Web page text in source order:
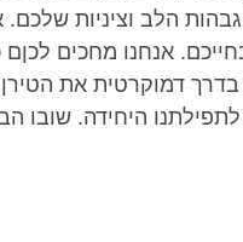
הלב וציניות
אנחנו מחכים
דמוקרטית את
היחידה. שובו